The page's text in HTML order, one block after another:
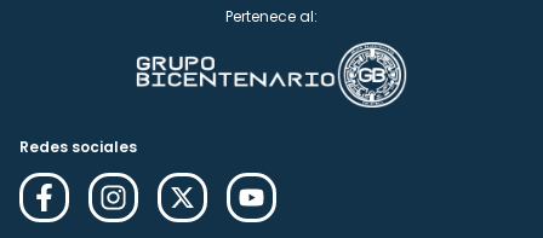
Pertenece al:
Redes sociales